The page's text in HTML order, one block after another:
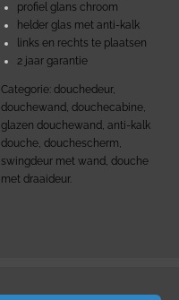
profiel glans chroom
helder glas met anti-kalk
links en rechts te plaatsen
2 jaar garantie
Categorie: douchedeur,
douchewand, douchecabine,
glazen douchewand, anti-kalk
douche, douchescherm,
swingdeur met wand, douche
met draaideur.